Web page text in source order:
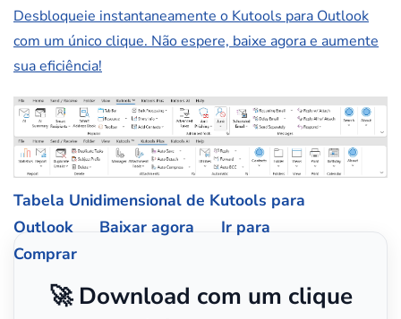
Desbloqueie instantaneamente o Kutools para Outlook
com um único clique. Não espere, baixe agora e aumente
sua eficiência!
Tabela Unidimensional de Kutools para
Outlook
Baixar agora
Ir para
Comprar
🚀 Download com um clique